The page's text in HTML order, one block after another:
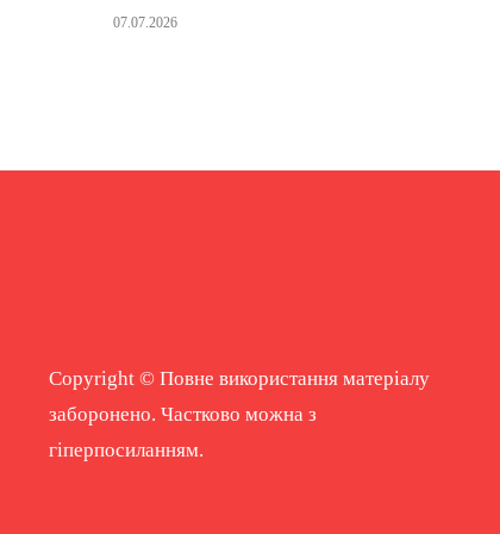
07.07.2026
Copyright © Повне використання матеріалу
заборонено. Частково можна з
гіперпосиланням.